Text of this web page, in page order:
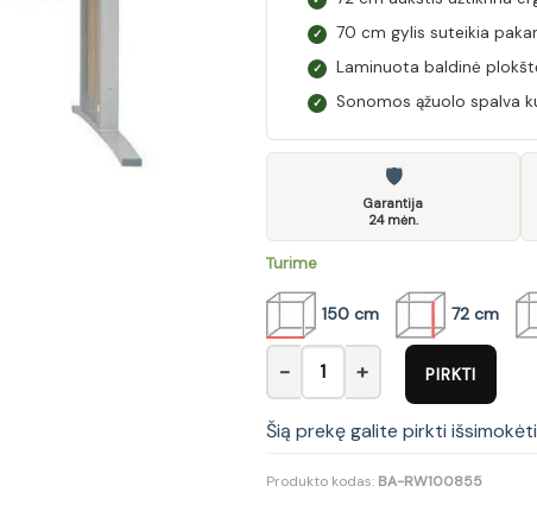
✓ 70 cm gylis suteikia
✓ Laminuota baldinė
✓ Sonomos ąžuolo spalva
🛡
Garantija
24 mėn.
Turime
150 cm 72 cm
produkto kiekis: Rašomasis
PIRKTI
Šią prekę galite pirkti
Produkto kodas: BA-RW100855